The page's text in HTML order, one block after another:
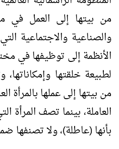
من بيتها إلى العمل في
والصناعية والاجتماعية
الأنظمة إلى توظيفها في
لطبيعة خلقتها
من بيتها إلى عملها بالمرأة
العاملة، بينما تصف المرأة
بأنها (عاطلة)، ولا تصنفها